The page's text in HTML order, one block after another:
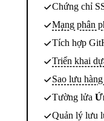
Chứng chỉ
Mạng phân
Tích hợp
Triển khai
Sao lưu
Tường lửa
Quản lý lưu